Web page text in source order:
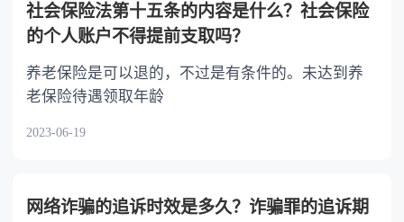
社会保险法第十五条的内容是什么？社会保险
的个人账户不得提前支取吗？
养老保险是可以退的，不过是有条件的。未达到养
老保险待遇领取年龄
2023-06-19
网络诈骗的追诉时效是多久？诈骗罪的追诉期